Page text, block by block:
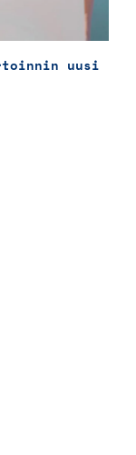
uusi